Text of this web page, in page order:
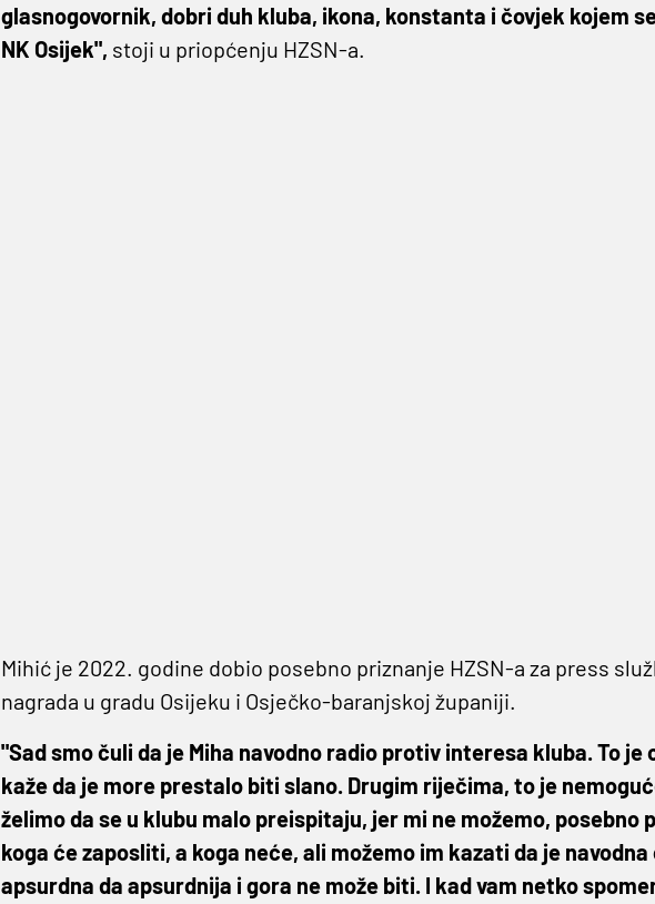
glasnogovornik, dobri duh kluba, ikona, konstanta i čovjek kojem
NK Osijek", stoji u priopćenju HZSN-a.
Mihić je 2022. godine dobio posebno priznanje HZSN-a za press
nagrada u gradu Osijeku i Osječko-baranjskoj županiji.
"Sad smo čuli da je Miha navodno radio protiv interesa kluba. To
kaže da je more prestalo biti slano. Drugim riječima, to je
želimo da se u klubu malo preispitaju, jer mi ne možemo,
koga će zaposliti, a koga neće, ali možemo im kazati da je
apsurdna da apsurdnija i gora ne može biti. I kad vam netko